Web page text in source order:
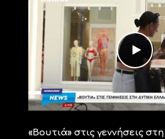
«Βουτιά» στις γεννήσεις